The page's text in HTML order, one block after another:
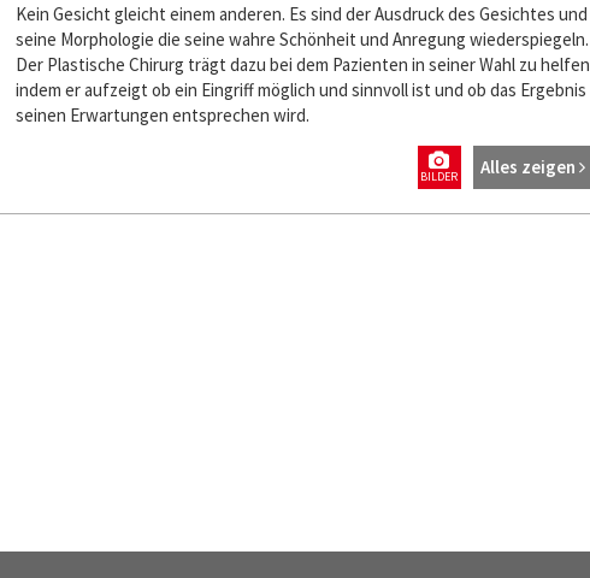
Kein Gesicht gleicht einem anderen. Es sind der Ausdruck des Gesichtes und
seine Morphologie die seine wahre Schönheit und Anregung wiederspiegeln.
Der Plastische Chirurg trägt dazu bei dem Pazienten in seiner Wahl zu helfen
indem er aufzeigt ob ein Eingriff möglich und sinnvoll ist und ob das Ergebnis
seinen Erwartungen entsprechen wird.
Alles zeigen
BILDER